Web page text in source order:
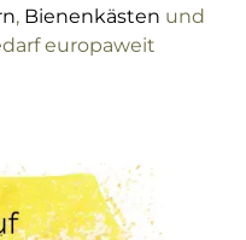
, Bienenkästen und
europaweit